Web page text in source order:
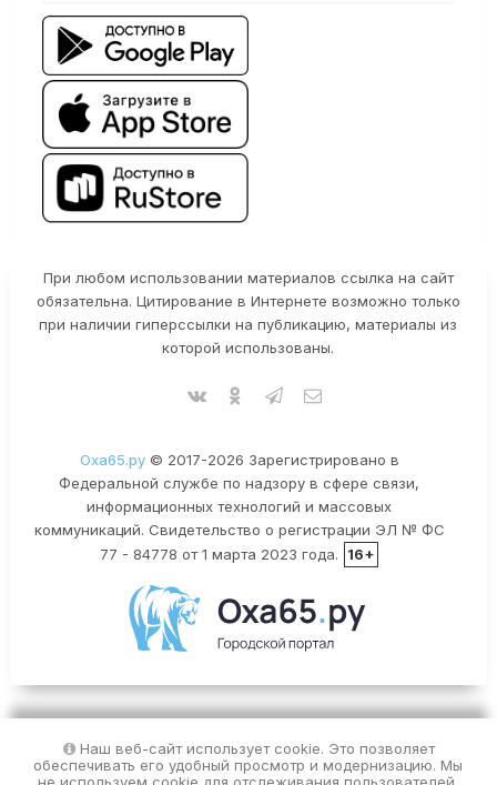
При любом использовании материалов ссылка на сайт
обязательна. Цитирование в Интернете возможно только
при наличии гиперссылки на публикацию, материалы из
которой использованы.
Оха65.ру© 2017-2026 Зарегистрировано в
Федеральной службе по надзору в сфере связи,
информационных технологий и массовых
коммуникаций. Свидетельство о регистрации ЭЛ № ФС
77 - 84778 от 1 марта 2023 года.
16+
Наш веб-сайт использует cookie. Это позволяет
обеспечивать его удобный просмотр и модернизацию. Мы